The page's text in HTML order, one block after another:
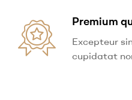
Premium
Excepteur
cupidatat